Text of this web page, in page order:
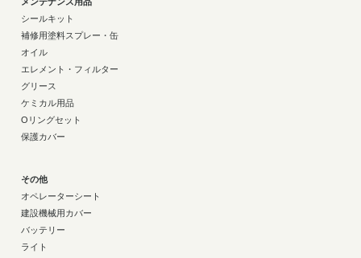
シールキット
補修用塗料スプレー・缶
オイル
エレメント・フィルター
グリース
ケミカル用品
Oリングセット
保護カバー
その他
オペレーターシート
建設機械用カバー
バッテリー
ライト